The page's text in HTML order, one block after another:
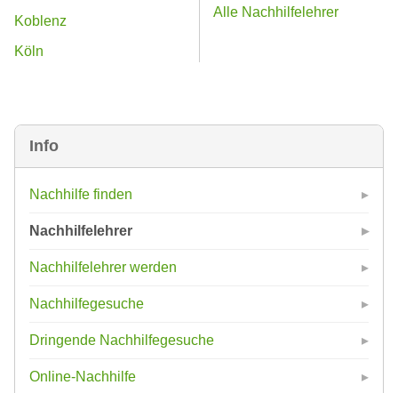
Info
Nachhilfe finden
Nachhilfelehrer
Nachhilfelehrer werden
Nachhilfegesuche
Dringende Nachhilfegesuche
Online-Nachhilfe
Koblenz
Köln
Alle Nachhilfelehrer